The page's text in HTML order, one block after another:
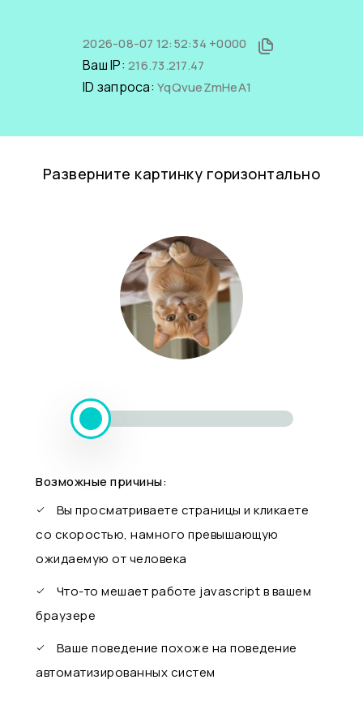
2026-08-07 12:52:34 +0000
Ваш IP: 216.73.217.47
ID запроса: YqQvueZmHeA1
Разверните картинку горизонтально
Возможные причины:
Вы просматриваете страницы и кликаете
со скоростью, намного превышающую
ожидаемую от человека
Что-то мешает работе javascript в вашем
браузере
Ваше поведение похоже на поведение
автоматизированных систем